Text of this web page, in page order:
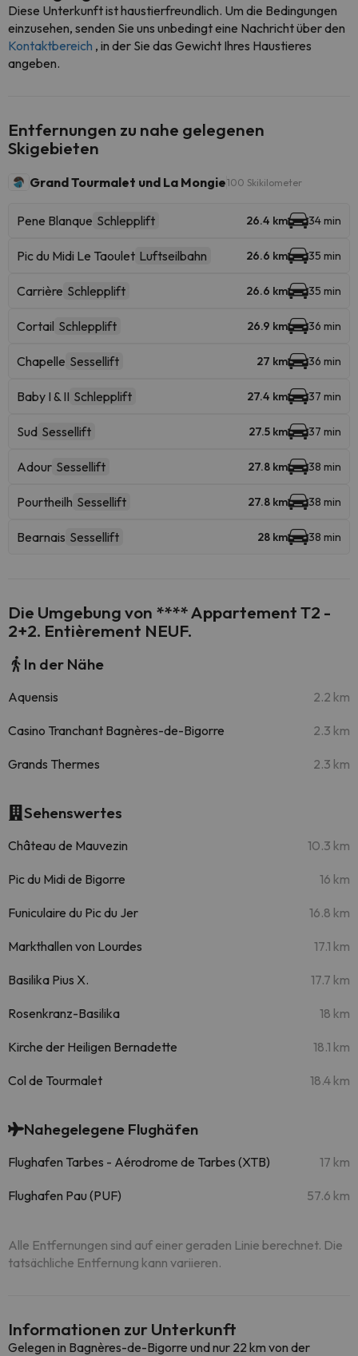
Diese Unterkunft ist haustierfreundlich. Um die Bedingungen
einzusehen, senden Sie uns unbedingt eine Nachricht über den
Kontaktbereich , in der Sie das Gewicht Ihres Haustieres
angeben.
Entfernungen zu nahe gelegenen
Skigebieten
Grand Tourmalet und La Mongie100 Skikilometer
Pene Blanque Schlepplift 26.4 km 34 min
Pic du Midi Le Taoulet Luftseilbahn 26.6 km 35 min
Carrière Schlepplift 26.6 km 35 min
Cortail Schlepplift 26.9 km 36 min
Chapelle Sessellift 27 km 36 min
Baby I & II Schlepplift 27.4 km 37 min
Sud Sessellift 27.5 km 37 min
Adour Sessellift 27.8 km 38 min
Pourtheilh Sessellift 27.8 km 38 min
Bearnais Sessellift 28 km 38 min
Die Umgebung von **** Appartement T2 -
2+2. Entièrement NEUF.
In der Nähe
Aquensis 2.2 km
Casino Tranchant Bagnères-de-Bigorre 2.3 km
Grands Thermes 2.3 km
Sehenswertes
Château de Mauvezin 10.3 km
Pic du Midi de Bigorre 16 km
Funiculaire du Pic du Jer 16.8 km
Markthallen von Lourdes 17.1 km
Basilika Pius X. 17.7 km
Rosenkranz-Basilika 18 km
Kirche der Heiligen Bernadette 18.1 km
Col de Tourmalet 18.4 km
Nahegelegene Flughäfen
Flughafen Tarbes - Aérodrome de Tarbes (XTB) 17 km
Flughafen Pau (PUF) 57.6 km
Alle Entfernungen sind auf einer geraden Linie berechnet. Die
tatsächliche Entfernung kann variieren.
Informationen zur Unterkunft
Gelegen in Bagnères-de-Bigorre und nur 22 km von der